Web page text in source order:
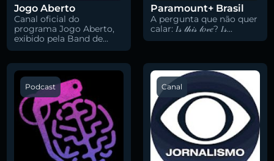
Pesquise aqui a sua rádio favorita:
Jogo Aberto
Canal oficial do
programa Jogo Aberto,
exibido pela Band de...
Paramount+ Brasil
A pergunta que não quer
calar: 𝐼𝓈 𝓉𝒽𝒾𝓈 𝓁𝑜𝓋𝑒? 𝐼𝓈...
Podcast Canal